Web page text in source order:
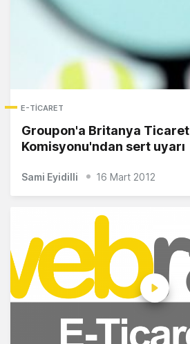
E-TICARET
Groupon'a Britanya Ticaret
Komisyonu'ndan sert uyarı
Sami Eyidilli 16 Mart 2012